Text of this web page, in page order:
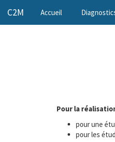
C2M Accueil (current)
Pour la
pour une
pour les